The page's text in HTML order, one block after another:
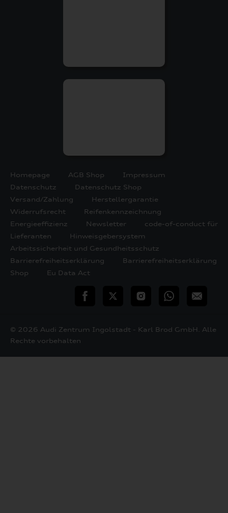
Homepage AGB Shop
Impressum
Datenschutz
Datenschutz Shop
Versand/Zahlung
Herstellergarantie
Widerrufsrecht
Reifenkennzeichnung
Energieeffizienz
Newsletter
code-of-conduct für
Lieferanten
Hinweisgebersystem
Arbeitssicherheit und Gesundheitsschutz
Barrierefreiheitserklärung
Barrierefreiheitserklärung
Shop
Eu Data Act
teilen Twitter InstagramWhatsApp
E-
© 2026 Audi Zentrum Ingolstadt - Karl Brod GmbH. Alle
Rechte vorbehalten